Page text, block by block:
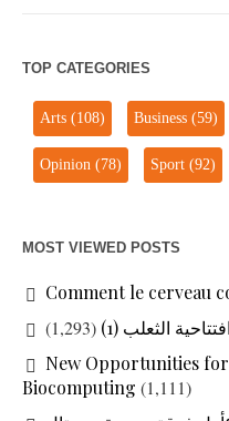
TOP CATEGORIES
Arts (108) Business (59)
Opinion (78) Sport (92)
MOST VIEWED POSTS
Comment le cerveau
افتتاحية الثعلب (1)
(1,293)
New Opportunities
Biocomputing (1,111)